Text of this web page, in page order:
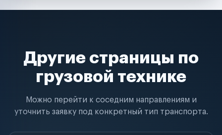
Другие страницы по
грузовой технике
Можно перейти к соседним направлениям и
уточнить заявку под конкретный тип транспорта.